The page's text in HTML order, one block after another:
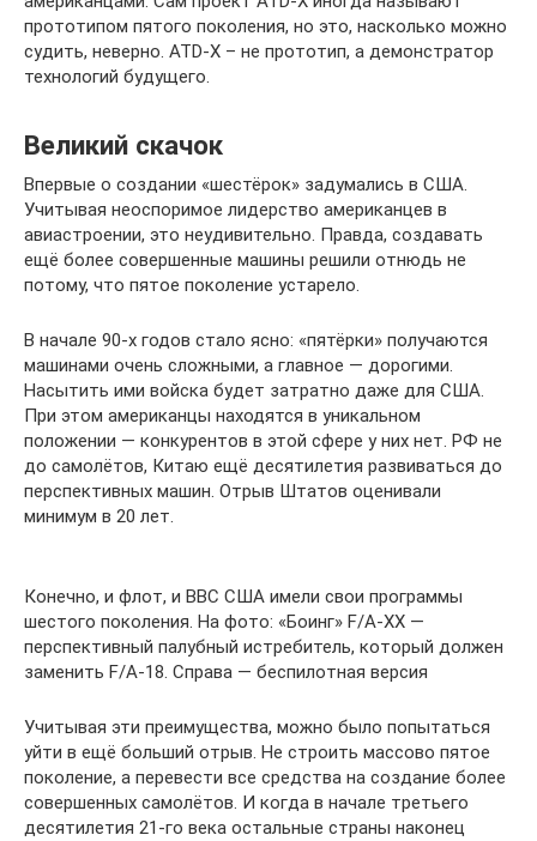
прототипом пятого поколения, но это, насколько можно
судить, неверно. ATD-X – не прототип, а демонстратор
технологий будущего.
Великий скачок
Впервые о создании «шестёрок» задумались в США.
Учитывая неоспоримое лидерство американцев в
авиастроении, это неудивительно. Правда, создавать
ещё более совершенные машины решили отнюдь не
потому, что пятое поколение устарело.
В начале 90-х годов стало ясно: «пятёрки» получаются
машинами очень сложными, а главное — дорогими.
Насытить ими войска будет затратно даже для США.
При этом американцы находятся в уникальном
положении — конкурентов в этой сфере у них нет. РФ не
до самолётов, Китаю ещё десятилетия развиваться до
перспективных машин. Отрыв Штатов оценивали
минимум в 20 лет.
Конечно, и флот, и ВВС США имели свои программы
шестого поколения. На фото: «Боинг» F/A-XX —
перспективный палубный истребитель, который должен
заменить F/A-18. Справа — беспилотная версия
Учитывая эти преимущества, можно было попытаться
уйти в ещё больший отрыв. Не строить массово пятое
поколение, а перевести все средства на создание более
совершенных самолётов. И когда в начале третьего
десятилетия 21-го века остальные страны наконец